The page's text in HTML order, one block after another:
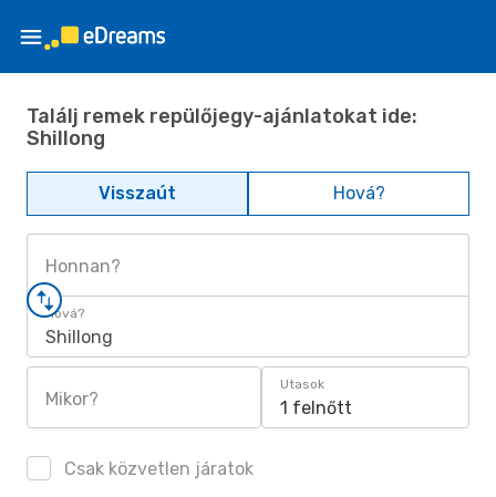
Találj remek repülőjegy-ajánlatokat ide:
Shillong
Visszaút Hová?
Honnan?
Hová?
Shillong
Mikor?
Utasok
1 felnőtt
Csak közvetlen járatok